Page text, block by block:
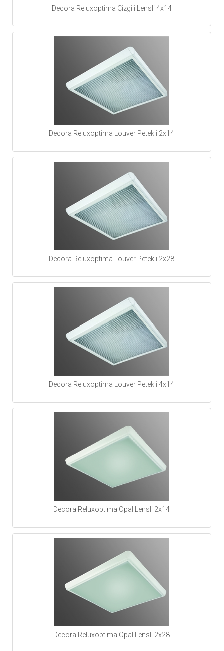
Decora Reluxoptima Çizgili Lensli 4x14
Decora Reluxoptima Louver Petekli 2x14
Decora Reluxoptima Louver Petekli 2x28
Decora Reluxoptima Louver Petekli 4x14
Decora Reluxoptima Opal Lensli 2x14
Decora Reluxoptima Opal Lensli 2x28